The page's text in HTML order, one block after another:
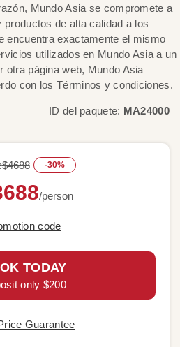
Mundo Asia se compromete a
de alta calidad a los
encuentra exactamente el mismo
utilizados en Mundo Asia a un
otra página web, Mundo Asia
con los Términos y condiciones.
ID del paquete: MA24000
$4688 -30%
/person
code
TODAY
only $200
Guarantee